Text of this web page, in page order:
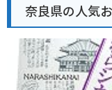
奈良県の人気